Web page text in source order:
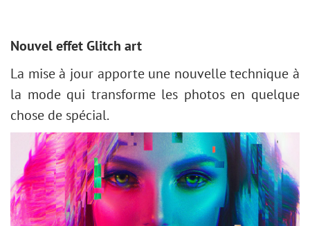
Nouvel effet Glitch art
La mise à jour apporte une nouvelle technique à
la mode qui transforme les photos en quelque
chose de spécial.